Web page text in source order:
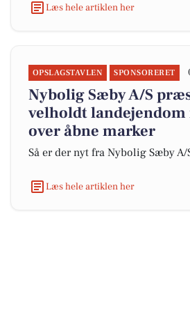
Læs hele artiklen her
OPSLAGSTAVLEN SPONSORERET
Nybolig Sæby A/S
velholdt landejendom
over åbne marker
Så er der nyt fra Nybolig Sæby A/
Læs hele artiklen her